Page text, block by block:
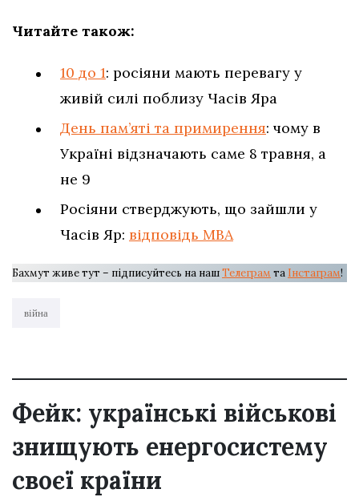
Читайте також:
10 до 1: росіяни мають перевагу у
живій силі поблизу Часів Яра
День пам’яті та примирення: чому в
Україні відзначають саме 8 травня, а
не 9
Росіяни стверджують, що зайшли у
Часів Яр: відповідь МВА
Бахмут живе тут – підписуйтесь на нашТелеграм та Інстаграм!
війна
Фейк: українські військові
знищують енергосистему
своєї країни